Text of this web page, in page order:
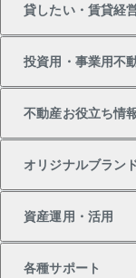
新築・分譲マン
中古マンションの
マンションの売
一戸建ての売却・
借りたいTOP
物件を借りる
貸したい・賃貸経
貸したいTOP
投資用・事業用不
不動産お役立ち情
オリジナルブラン
一棟リノベーシ
資産運用・活用
各種サポート